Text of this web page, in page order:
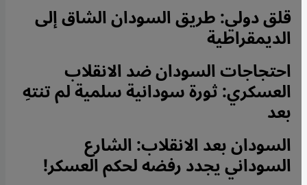
قلق دولي: طريق السودان الشاق إلى
الديمقراطية
احتجاجات السودان ضد الانقلاب
العسكري: ثورة سودانية سلمية لم تنتهِ
بعد
السودان بعد الانقلاب: الشارع
السوداني يجدد رفضه لحكم العسكر!